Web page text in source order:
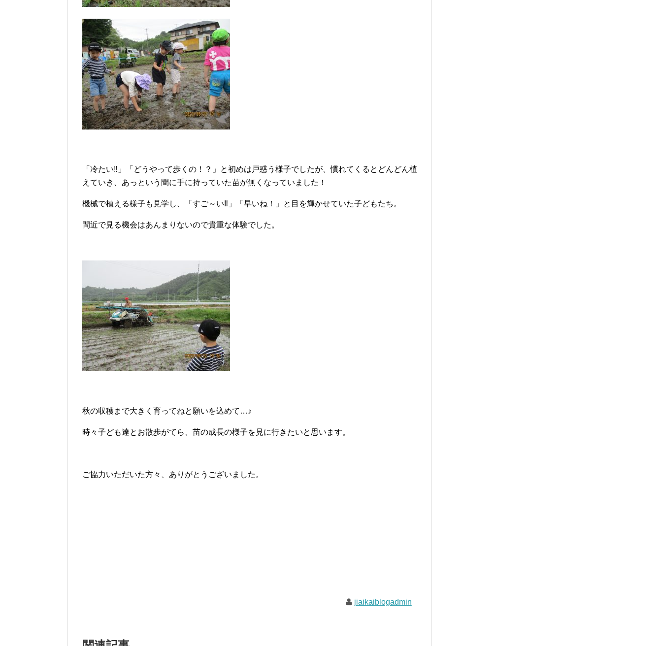
「冷たい‼」「どうやって歩くの！？」と初めは戸惑う様子でしたが、慣れてくるとどんどん植
えていき、あっという間に手に持っていた苗が無くなっていました！
機械で植える様子も見学し、「すご～い‼」「早いね！」と目を輝かせていた子どもたち。
間近で見る機会はあんまりないので貴重な体験でした。
秋の収穫まで大きく育ってねと願いを込めて…♪
時々子ども達とお散歩がてら、苗の成長の様子を見に行きたいと思います。
ご協力いただいた方々、ありがとうございました。
jiaikaiblogadmin